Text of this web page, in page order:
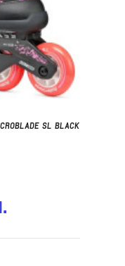
SL BLACK